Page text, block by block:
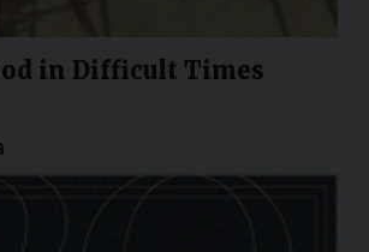
in Difficult Times